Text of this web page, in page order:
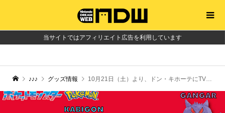
当サイトではアフィリエイト広告を利用しています
♪♪♪ グッズ情報 10月21日（土）より、ドン・キホーテにTVアニメ「ポケットモンスター」の着ぐるみパーカーが登場